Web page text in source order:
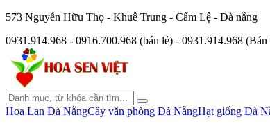
573 Nguyễn Hữu Thọ - Khuê Trung - Cẩm Lệ - Đà nẵng
0931.914.968 - 0916.700.968 (bán lẻ) - 0931.914.968
Hoa Lan Đà NẵngCây văn phòng Đà NẵngHạt giống Đà